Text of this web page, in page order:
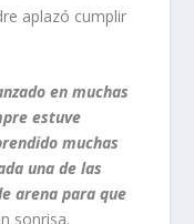
aplazó cumplir
en muchas
estuve
muchas
una de las
arena para que
sonrisa.